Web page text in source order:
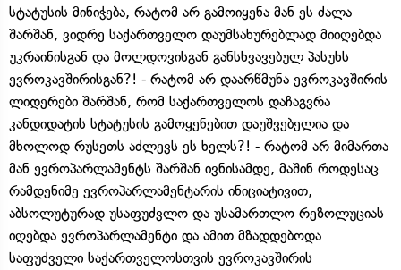
სტატუსის მინიჭება, რატომ არ გამოიყენა მან ეს ძალა
შარშან, ვიდრე საქართველო დაუმსახურებლად მიიღებდა
უკრაინისგან და მოლდოვისგან განსხვავებულ პასუხს
ევროკავშირისგან?! ⁃ რატომ არ დაარწმუნა ევროკავშირის
ლიდერები შარშან, რომ საქართველოს დაჩაგვრა
კანდიდატის სტატუსის გამოყენებით დაუშვებელია და
მხოლოდ რუსეთს აძლევს ეს ხელს?! ⁃ რატომ არ მიმართა
მან ევროპარლამენტს შარშან ივნისამდე, მაშინ როდესაც
რამდენიმე ევროპარლამენტარის ინიციატივით,
აბსოლუტურად უსაფუძვლო და უსამართლო რეზოლუციას
იღებდა ევროპარლამენტი და ამით მზადდებოდა
საფუძველი საქართველოსთვის ევროკავშირის